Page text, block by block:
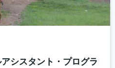
シスタント・プログラ